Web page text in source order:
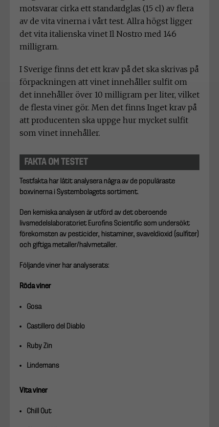
motsvarar cirka ett standardglas (15 cl) av flera
av de vita vinerna i vårt test. Allra högst ligger
det vita italienska vinet Il Nostro med 146
milligram.
I Sverige finns det ett krav på det ska skrivas på
förpackningen att vinet innehåller sulfit om
det innehåller över 10 milligram per liter, vilket
de flesta viner gör. Men det finns Inget krav på
att producenten ska uppge hur mycket sulfit
som vinet innehåller.
FAKTA OM TESTET
Testfakta har låtit analysera några av de populäraste
boxvinerna i Systembolagets sortiment.
Den kemiska analysen är utförd av det oberoende
livsmedelslaboratoriet Eurofins Scientific som undersökt
förekomsten av pesticider, histaminer, svaveldioxid (sulfiter)
och giftiga metaller/halvmetaller.
Följande viner har analyserats:
Röda viner
Gosa
Castillero del Diablo
Ruby Zin
Lindemans
Vita viner
Chill Out